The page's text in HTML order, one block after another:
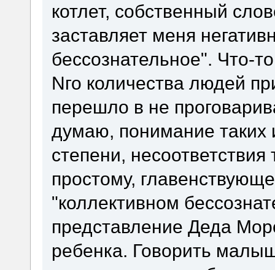
котлет, собственный
заставляет меня
бессознательное". Что-
Nго количества людей
перешло в не
думаю, понимание таких
степени,
простому,
"коллективном
представление Деда
ребенка. Говорить